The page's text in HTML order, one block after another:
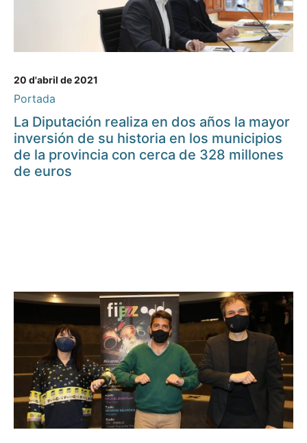
20 d'abril de 2021
Portada
La Diputación realiza en dos años la mayor
inversión de su historia en los municipios
de la provincia con cerca de 328 millones
de euros